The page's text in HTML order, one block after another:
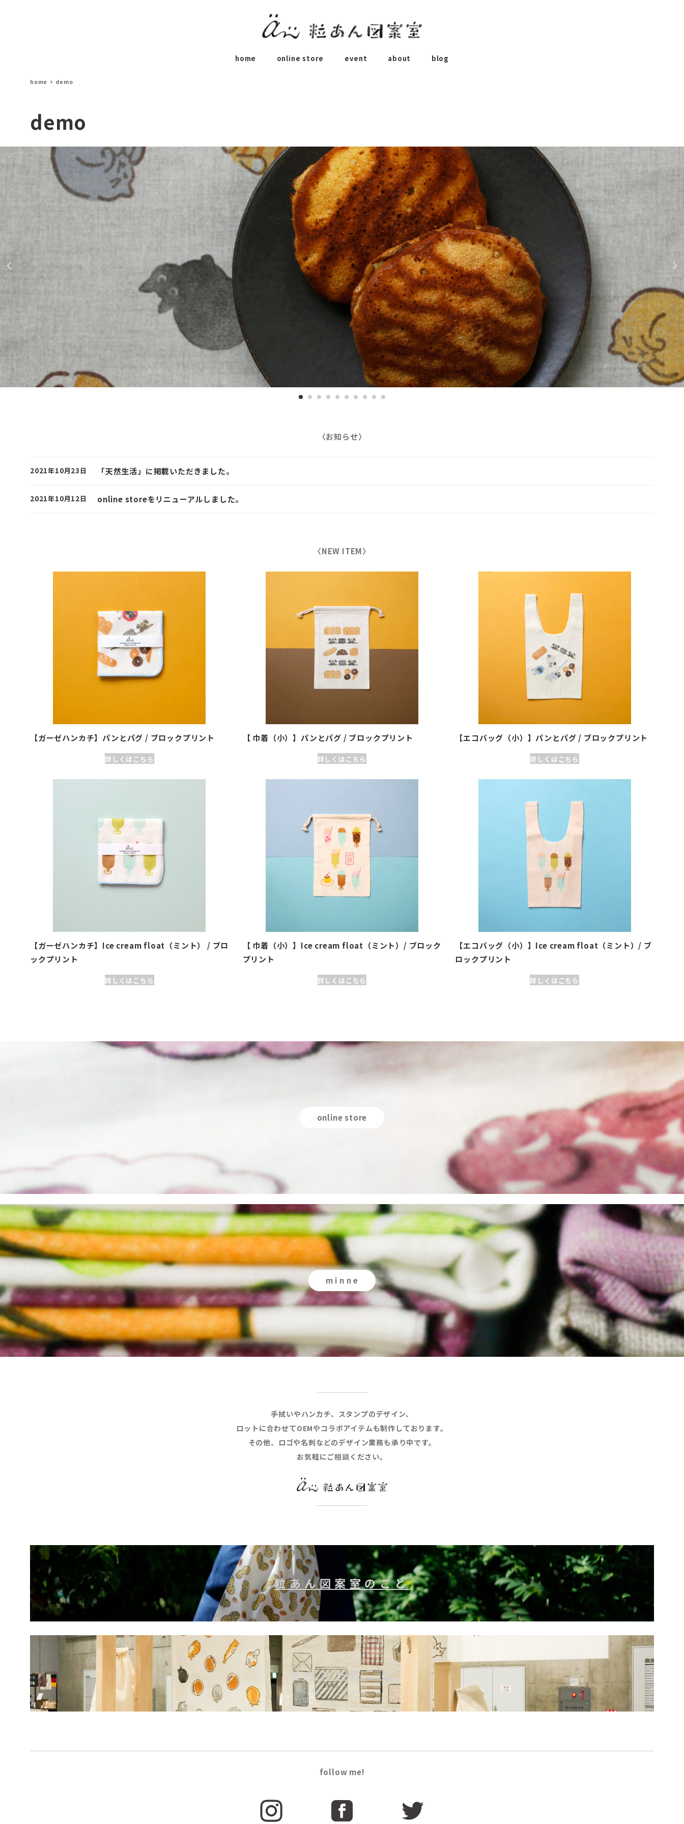
home online store event about blog
home demo
demo
〈お知らせ〉
「天然生活」に掲載いただきました。
2021年10月23日
online storeをリニューアルしました。
2021年10月12日
〈NEW ITEM〉
【ガーゼハンカチ】パンとパグ / ブロックプリント
詳しくはこちら
【 巾着（小）】パンとパグ / ブロックプリント
詳しくはこちら
【エコバッグ（小）】パンとパグ / ブロックプリント
詳しくはこちら
【ガーゼハンカチ】Ice cream float（ミント） / ブロ
ックプリント
詳しくはこちら
【 巾着（小）】Ice cream float（ミント）/ ブロック
プリント
詳しくはこちら
【エコバッグ（小）】Ice cream float（ミント）/ ブ
ロックプリント
詳しくはこちら
online store
m i n n e
手拭いやハンカチ、スタンプのデザイン、
ロットに合わせてOEMやコラボアイテムも制作しております。
その他、ロゴや名刺などのデザイン業務も承り中です。
お気軽にご相談ください。
粒あん図案室のこと
イベントのこと
follow me!